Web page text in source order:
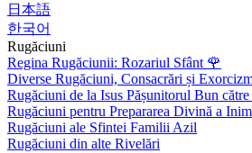
日本語
한국어
Rugăciuni
Regina Rugăciunii: Rozariul Sfânt 🌹
Diverse Rugăciuni, Consacrări și
Rugăciuni de la Isus Pășunitorul Bun
Rugăciuni pentru Prepararea Divină a
Rugăciuni ale Sfintei Familii Azil
Rugăciuni din alte Rivelări